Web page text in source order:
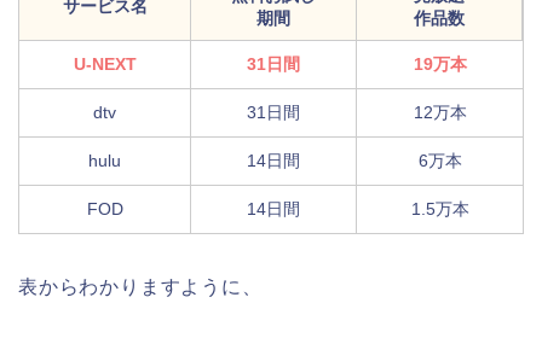
サービス名
期間
作品数
U-NEXT 31日間 19万本
dtv 31日間 12万本
hulu 14日間 6万本
FOD 14日間 1.5万本
表からわかりますように、